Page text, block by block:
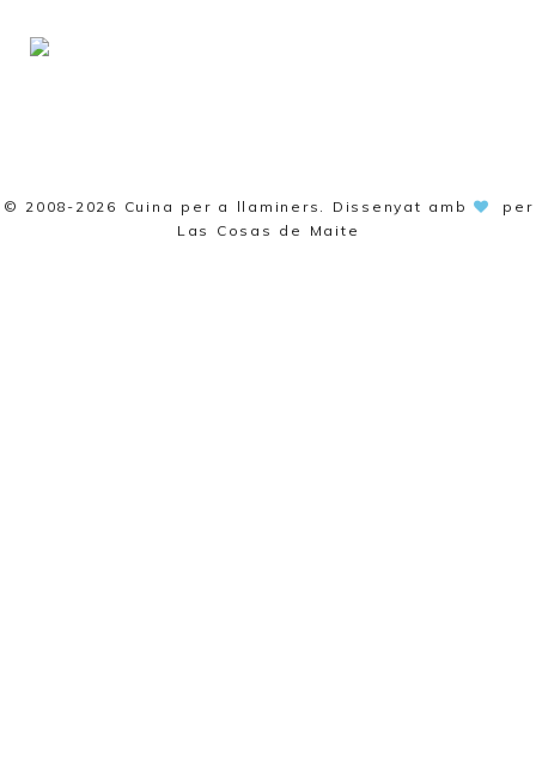
© 2008-2026 Cuina per a llaminers . Dissenyat amb
per
Las Cosas de Maite